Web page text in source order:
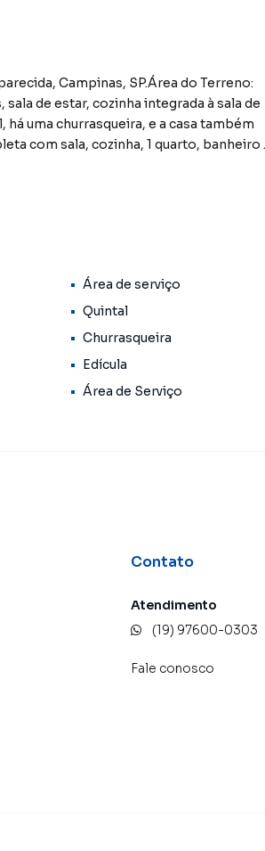
Campinas, SP.Área do Terreno:
de estar, cozinha integrada à sala de
uma churrasqueira, e a casa também
com sala, cozinha, 1 quarto, banheiro
site, estão sujeitos a sofrer alterações
Área de serviço
Quintal
Churrasqueira
Edícula
Área de Serviço
Contato
Atendimento
(19) 97600-0303
Fale conosco